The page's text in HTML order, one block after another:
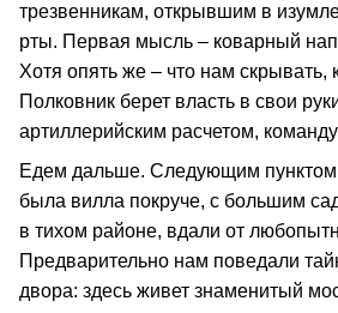
трезвенникам, открывшим в
рты. Первая мысль – коварный
Хотя опять же – что нам скрывать,
Полковник берет власть в свои
артиллерийским расчетом,
Едем дальше. Следующим
была вилла покруче, с большим
в тихом районе, вдали от
Предварительно нам поведали
двора: здесь живет знаменитый